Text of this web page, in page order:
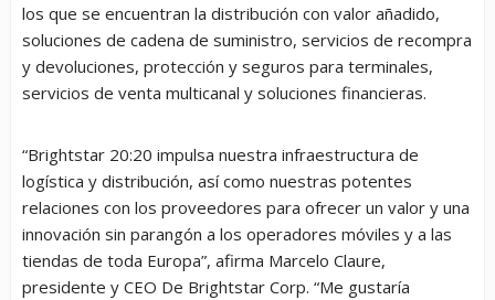
los que se encuentran la distribución con valor añadido,
soluciones de cadena de suministro, servicios de recompra
y devoluciones, protección y seguros para terminales,
servicios de venta multicanal y soluciones financieras.
“Brightstar 20:20 impulsa nuestra infraestructura de
logística y distribución, así como nuestras potentes
relaciones con los proveedores para ofrecer un valor y una
innovación sin parangón a los operadores móviles y a las
tiendas de toda Europa”, afirma Marcelo Claure,
presidente y CEO De Brightstar Corp. “Me gustaría